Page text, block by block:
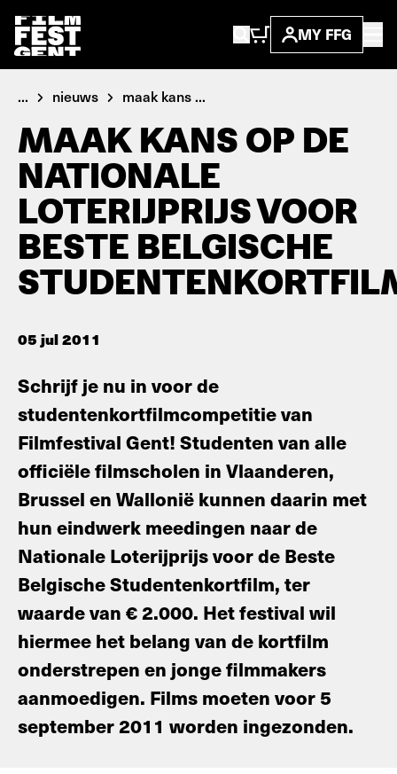
MY FFG
... nieuws maak kans ...
MAAK KANS OP DE
NATIONALE
LOTERIJPRIJS VOOR
BESTE BELGISCHE
05 jul 2011
Schrijf je nu in voor de
studentenkortfilmcompetitie van
Filmfestival Gent! Studenten van alle
officiële filmscholen in Vlaanderen,
Brussel en Wallonië kunnen daarin met
hun eindwerk meedingen naar de
Nationale Loterijprijs voor de Beste
Belgische Studentenkortfilm, ter
waarde van € 2.000. Het festival wil
hiermee het belang van de kortfilm
onderstrepen en jonge filmmakers
aanmoedigen. Films moeten voor 5
september 2011 worden ingezonden.